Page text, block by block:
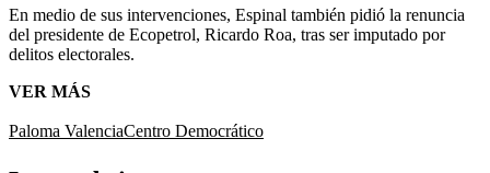
En medio de sus intervenciones, Espinal también pidió la renuncia
del presidente de Ecopetrol, Ricardo Roa, tras ser imputado por
delitos electorales.
VER MÁS
Paloma ValenciaCentro Democrático